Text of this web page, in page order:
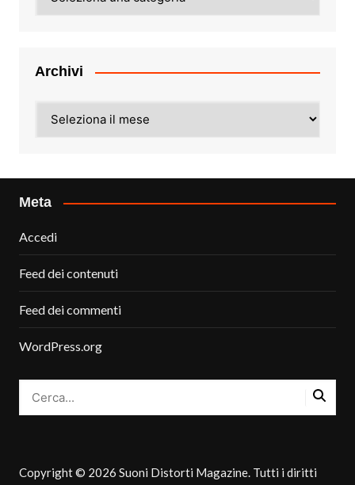
Archivi
Meta
Accedi
Feed dei contenuti
Feed dei commenti
WordPress.org
Copyright © 2026 Suoni Distorti Magazine. Tutti i diritti